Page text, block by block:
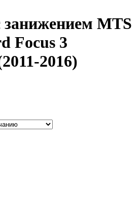
MTS
Focus 3
2016)